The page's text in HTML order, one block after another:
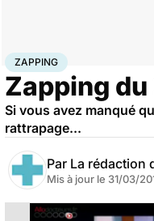
AccueilSantéZapping
ZAPPING
Zapping du
Si vous avez manqué
rattrapage...
Par La rédaction
Mis à jour le 31/03/